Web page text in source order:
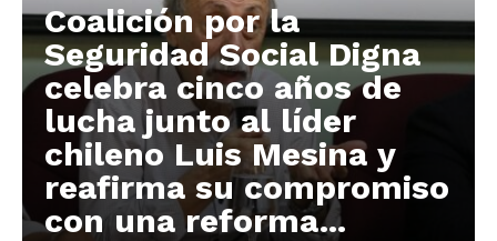
Coalición por la
Seguridad Social Digna
celebra cinco años de
lucha junto al líder
chileno Luis Mesina y
reafirma su compromiso
con una reforma...